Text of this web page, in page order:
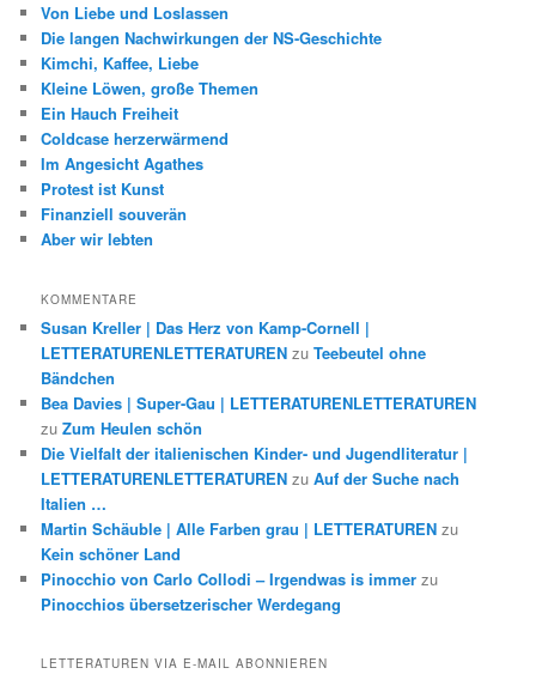
Von Liebe und Loslassen
Die langen Nachwirkungen der NS-Geschichte
Kimchi, Kaffee, Liebe
Kleine Löwen, große Themen
Ein Hauch Freiheit
Coldcase herzerwärmend
Im Angesicht Agathes
Protest ist Kunst
Finanziell souverän
Aber wir lebten
KOMMENTARE
Susan Kreller | Das Herz von Kamp-Cornell |
LETTERATURENLETTERATUREN zuTeebeutel ohne
Bändchen
Bea Davies | Super-Gau | LETTERATURENLETTERATUREN
zuZum Heulen schön
Die Vielfalt der italienischen Kinder- und Jugendliteratur |
LETTERATURENLETTERATUREN zuAuf der Suche nach
Italien …
Martin Schäuble | Alle Farben grau | LETTERATUREN zu
Kein schöner Land
Pinocchio von Carlo Collodi – Irgendwas is immer zu
Pinocchios übersetzerischer Werdegang
LETTERATUREN VIA E-MAIL ABONNIEREN